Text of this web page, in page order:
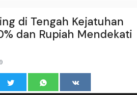
di Tengah Kejatuhan
dan Rupiah Mendekati